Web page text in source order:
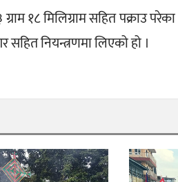
१८ मिलिग्राम सहित पक्राउ
सहित नियन्त्रणमा लिएको हो ।